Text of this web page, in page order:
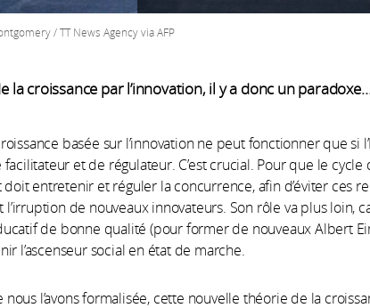
/ TT News Agency via AFP
la croissance par l’innovation, il y a donc un
basée sur l’innovation ne peut fonctionner que si
et de régulateur. C’est ­crucial. Pour que le cycle
doit entretenir et réguler la concurrence, afin d’éviter ces
l’irruption de nouveaux innovateurs. Son rôle va plus loin,
de bonne qualité (pour former de nouveaux Albert
l’ascenseur social en état de marche.
nous l’avons formalisée, cette nouvelle théorie de la